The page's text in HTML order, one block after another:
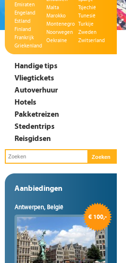
Emiraten
Engeland
Estland
Finland
Frankrijk
Griekenland
Malta
Marokko
Montenegro
Noorwegen
Oekraïne
Tsjechië
Tunesië
Turkije
Zweden
Zwitserland
Handige tips
Vliegtickets
Autoverhuur
Hotels
Pakketreizen
Stedentrips
Reisgidsen
Aanbiedingen
Antwerpen, België
€ 100,-